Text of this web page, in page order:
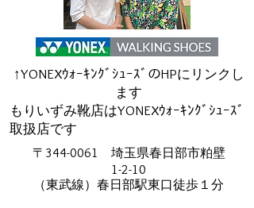
​↑YONEXｳｫｰｷﾝｸﾞｼｭｰｽﾞのHPにリンクし
ます
もりいずみ靴店はYONEXｳｫｰｷﾝｸﾞｼｭｰｽﾞ
取扱店です
〒344-0061 埼玉県春日部市粕壁
1-2-10
（東武線）春日部駅東口徒歩１分